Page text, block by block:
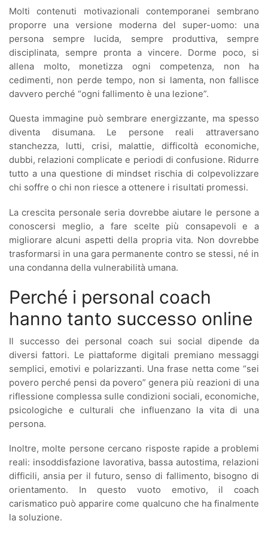
Molti contenuti motivazionali contemporanei sembrano
proporre una versione moderna del super-uomo: una
persona sempre lucida, sempre produttiva, sempre
disciplinata, sempre pronta a vincere. Dorme poco, si
allena molto, monetizza ogni competenza, non ha
cedimenti, non perde tempo, non si lamenta, non fallisce
davvero perché “ogni fallimento è una lezione”.
Questa immagine può sembrare energizzante, ma spesso
diventa disumana. Le persone reali attraversano
stanchezza, lutti, crisi, malattie, difficoltà economiche,
dubbi, relazioni complicate e periodi di confusione. Ridurre
tutto a una questione di mindset rischia di colpevolizzare
chi soffre o chi non riesce a ottenere i risultati promessi.
La crescita personale seria dovrebbe aiutare le persone a
conoscersi meglio, a fare scelte più consapevoli e a
migliorare alcuni aspetti della propria vita. Non dovrebbe
trasformarsi in una gara permanente contro se stessi, né in
una condanna della vulnerabilità umana.
Perché i personal coach
hanno tanto successo online
Il successo dei personal coach sui social dipende da
diversi fattori. Le piattaforme digitali premiano messaggi
semplici, emotivi e polarizzanti. Una frase netta come “sei
povero perché pensi da povero” genera più reazioni di una
riflessione complessa sulle condizioni sociali, economiche,
psicologiche e culturali che influenzano la vita di una
persona.
Inoltre, molte persone cercano risposte rapide a problemi
reali: insoddisfazione lavorativa, bassa autostima, relazioni
difficili, ansia per il futuro, senso di fallimento, bisogno di
orientamento. In questo vuoto emotivo, il coach
carismatico può apparire come qualcuno che ha finalmente
la soluzione.